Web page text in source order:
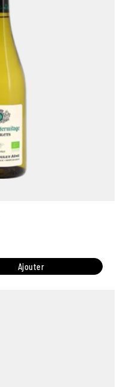
Ajouter